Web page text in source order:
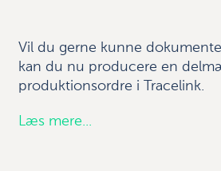
Vil du gerne kunne
kan du nu producere en
produktionsordre i Tracelink.
Læs mere...